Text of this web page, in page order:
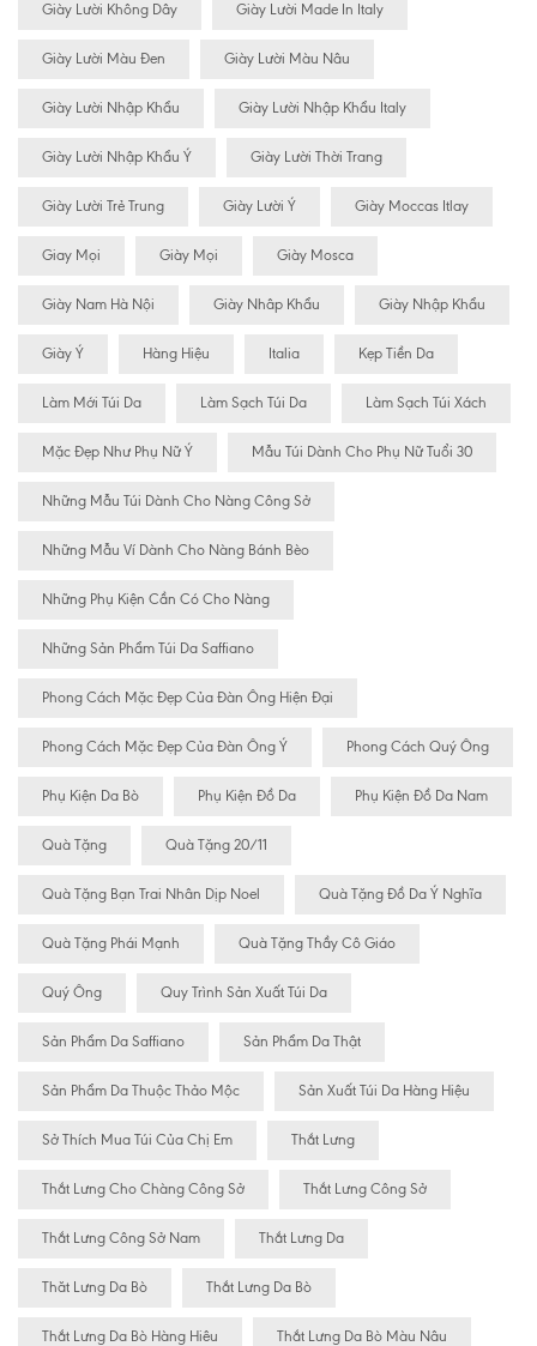
Giày Lười Không Dây Giày Lười Made In Italy
Giày Lười Màu Đen Giày Lười Màu Nâu
Giày Lười Nhập Khẩu Giày Lười Nhập Khẩu Italy
Giày Lười Nhập Khẩu Ý Giày Lười Thời Trang
Giày Lười Trẻ Trung Giày Lười Ý Giày Moccas Itlay
Giay Mọi Giày Mọi Giày Mosca
Giày Nam Hà Nội Giày Nhâp Khẩu Giày Nhập Khẩu
Giày Ý Hàng Hiệu Italia Kẹp Tiền Da
Làm Mới Túi Da Làm Sạch Túi Da Làm Sạch Túi Xách
Mặc Đẹp Như Phụ Nữ Ý Mẫu Túi Dành Cho Phụ Nữ Tuổi 30
Những Mẫu Túi Dành Cho Nàng Công Sở
Những Mẫu Ví Dành Cho Nàng Bánh Bèo
Những Phụ Kiện Cần Có Cho Nàng
Những Sản Phẩm Túi Da Saffiano
Phong Cách Mặc Đẹp Của Đàn Ông Hiện Đại
Phong Cách Mặc Đẹp Của Đàn Ông Ý Phong Cách Quý Ông
Phụ Kiện Da Bò Phụ Kiện Đồ Da Phụ Kiện Đồ Da Nam
Quà Tặng Quà Tặng 20/11
Quà Tặng Bạn Trai Nhân Dịp Noel Quà Tặng Đồ Da Ý Nghĩa
Quà Tặng Phái Mạnh Quà Tặng Thầy Cô Giáo
Quý Ông Quy Trình Sản Xuất Túi Da
Sản Phẩm Da Saffiano Sản Phẩm Da Thật
Sản Phẩm Da Thuộc Thảo Mộc Sản Xuất Túi Da Hàng Hiệu
Sở Thích Mua Túi Của Chị Em Thắt Lưng
Thắt Lưng Cho Chàng Công Sở Thắt Lưng Công Sở
Thắt Lưng Công Sở Nam Thắt Lưng Da
Thăt Lưng Da Bò Thắt Lưng Da Bò
Thắt Lưng Da Bò Hàng Hiêu Thắt Lưng Da Bò Màu Nâu